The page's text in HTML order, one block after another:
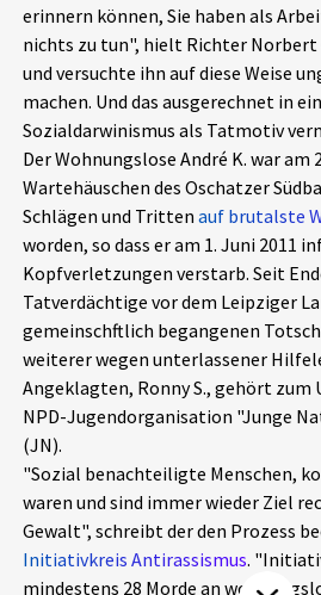
Phänomene
Aktuelles
Alle Beiträge
Veranstaltungen
Pressemitteilungen
Podcasts
Über uns
Projektbeschreibung
Kontakt
Unterstützer_innen
Spenden
chronik.LE in der Presse
erinnern können, Sie haben als
nichts zu tun", hielt Richter Norbert
und versuchte ihn auf diese Weise
machen. Und das ausgerechnet in
Sozialdarwinismus als Tatmotiv
Der Wohnungslose André K. war am
Wartehäuschen des Oschatzer
Schlägen und Tritten auf brutalste
worden, so dass er am 1. Juni 2011
Kopfverletzungen verstarb. Seit
Tatverdächtige vor dem Leipziger
gemeinschftlich begangenen
weiterer wegen unterlassener
Angeklagten, Ronny S., gehört
NPD-Jugendorganisation "Junge
(JN).
"Sozial benachteiligte Menschen,
waren und sind immer wieder Ziel
Gewalt", schreibt der den Prozess
Initiativkreis Antirassismus.
mindestens 28 Morde an